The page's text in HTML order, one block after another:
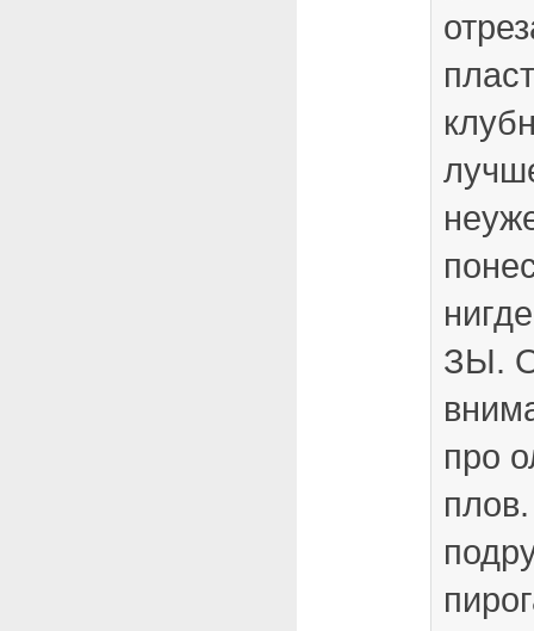
ЗЫ.
про